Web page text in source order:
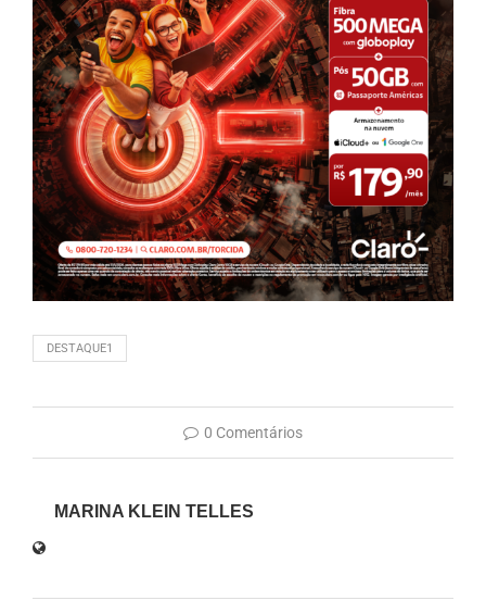
DESTAQUE1
0 Comentários
MARINA KLEIN TELLES